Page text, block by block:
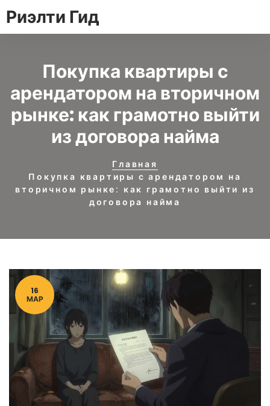
Риэлти Гид
Покупка квартиры с
арендатором на вторичном
рынке: как грамотно выйти
из договора найма
Главная
Покупка квартиры с арендатором на
вторичном рынке: как грамотно выйти из
договора найма
16
МАР